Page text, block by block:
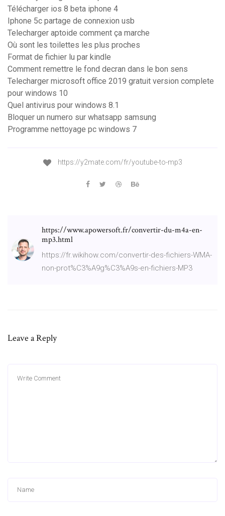
Télécharger ios 8 beta iphone 4
Iphone 5c partage de connexion usb
Telecharger aptoide comment ça marche
Où sont les toilettes les plus proches
Format de fichier lu par kindle
Comment remettre le fond decran dans le bon sens
Telecharger microsoft office 2019 gratuit version complete
pour windows 10
Quel antivirus pour windows 8.1
Bloquer un numero sur whatsapp samsung
Programme nettoyage pc windows 7
https://y2mate.com/fr/youtube-to-mp3
https://www.apowersoft.fr/convertir-du-m4a-en-
mp3.html
https://fr.wikihow.com/convertir-des-fichiers-WMA-
non-prot%C3%A9g%C3%A9s-en-fichiers-MP3
Leave a Reply